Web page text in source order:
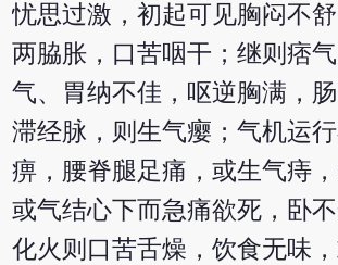
忧思过激，初起可见胸闷不舒
两脇胀，口苦咽干；继则痞
气、胃纳不佳，呕逆胸满，
滞经脉，则生气瘿；气机运
痹，腰脊腿足痛，或生气痔，
或气结心下而急痛欲死，卧
化火则口苦舌燥，饮食无味